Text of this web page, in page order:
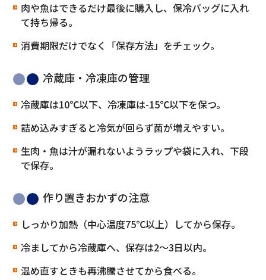
肉や魚はできるだけ最後に購入し、保冷バッグに入れ
て持ち帰る。
消費期限だけでなく「保存方法」をチェック。
冷蔵庫・冷凍庫の管理
冷蔵庫は10℃以下、冷凍庫は-15℃以下を保つ。
詰め込みすぎると冷気が回らず菌が増えやすい。
生肉・魚は汁が漏れないようラップや袋に入れ、下段
で保存。
作り置きおかずの注意
しっかり加熱（中心温度75℃以上）してから保存。
冷ましてから冷蔵庫へ、保存は2〜3日以内。
温め直すときも再沸騰させてから食べる。